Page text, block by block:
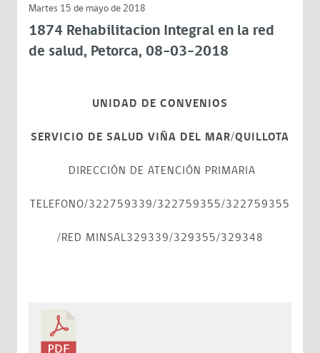
Martes 15 de mayo de 2018
1874 Rehabilitacion Integral en la red
de salud, Petorca, 08-03-2018
UNIDAD DE CONVENIOS
SERVICIO DE SALUD VIÑA DEL MAR/QUILLOTA
DIRECCIÓN DE ATENCIÓN PRIMARIA
TELEFONO/322759339/322759355/322759355
/RED MINSAL329339/329355/329348